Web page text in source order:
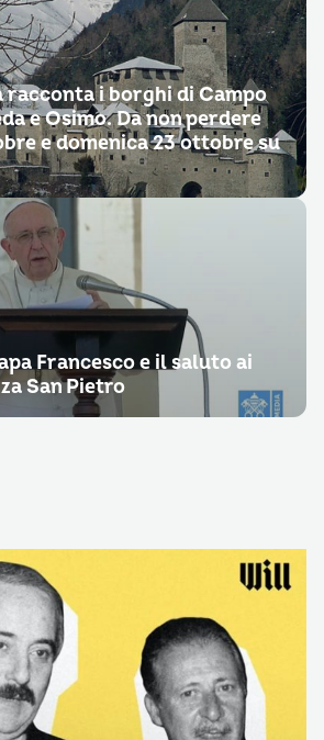
racconta i borghi di Campo
e Osimo. Da non perdere
e domenica 23 ottobre su
Francesco e il saluto ai
San Pietro